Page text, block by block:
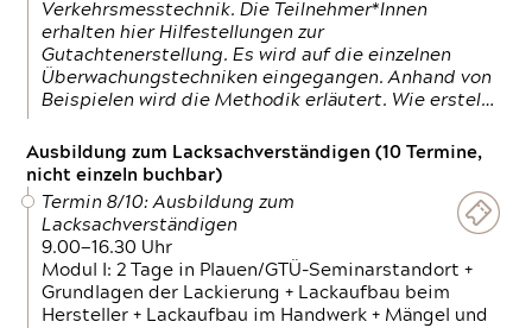
Verkehrsmesstechnik. Die Teilnehmer*Innen
erhalten hier Hilfestellungen zur
Gutachtenerstellung. Es wird auf die einzelnen
Überwachungstechniken eingegangen. Anhand von
Beispielen wird die Methodik erläutert. Wie erstel…
Ausbildung zum Lacksachverständigen (10 Termine,
nicht einzeln buchbar)
Termin 8/10: Ausbildung zum
Lacksachverständigen
9.00—16.30 Uhr
Modul I: 2 Tage in Plauen/GTÜ-Seminarstandort +
Grundlagen der Lackierung + Lackaufbau beim
Hersteller + Lackaufbau im Handwerk + Mängel und